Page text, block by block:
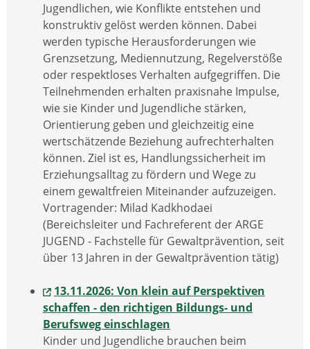
Jugendlichen, wie Konflikte entstehen und
konstruktiv gelöst werden können. Dabei
werden typische Herausforderungen wie
Grenzsetzung, Mediennutzung, Regelverstöße
oder respektloses Verhalten aufgegriffen. Die
Teilnehmenden erhalten praxisnahe Impulse,
wie sie Kinder und Jugendliche stärken,
Orientierung geben und gleichzeitig eine
wertschätzende Beziehung aufrechterhalten
können. Ziel ist es, Handlungssicherheit im
Erziehungsalltag zu fördern und Wege zu
einem gewaltfreien Miteinander aufzuzeigen.
Vortragender: Milad Kadkhodaei
(Bereichsleiter und Fachreferent der ARGE
JUGEND - Fachstelle für Gewaltprävention, seit
über 13 Jahren in der Gewaltprävention tätig)
13.11.2026: Von klein auf Perspektiven
schaffen - den richtigen Bildungs- und
Berufsweg einschlagen
Kinder und Jugendliche brauchen beim